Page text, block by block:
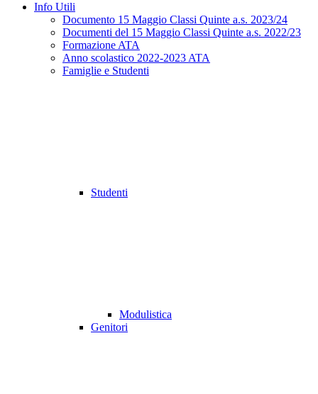
Info Utili
Documento 15 Maggio Classi Quinte a.s. 2023/24
Documenti del 15 Maggio Classi Quinte a.s. 2022/23
Formazione ATA
Anno scolastico 2022-2023 ATA
Famiglie e Studenti
Studenti
Modulistica
Genitori